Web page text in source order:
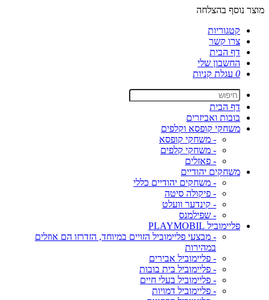
מוצר נוסף בהצלחה
קטגוריות
צרו קשר
דף הבית
החשבון שלי
0 עגלת קניות
דף הבית
בובות ואביזרים
משחקי קופסא וקלפים
- משחקי קופסא
- משחקי קלפים
- פאזלים
משחקים יהודיים
- משחקים יהודיים כללי
- פיקולה סיטה
- קינדער וועלט
- שפילמנס
פליימוביל PLAYMOBIL
- מבצעי פליימוביל הזויים במיוחד, הזדרזו הם אוזלים
במהירות
- פליימוביל אבירים
- פליימוביל בית בובות
- פליימוביל בעלי חיים
- פליימוביל דמויות